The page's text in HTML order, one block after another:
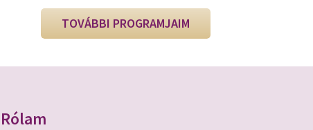
TOVÁBBI PROGRAMJAIM
Rólam